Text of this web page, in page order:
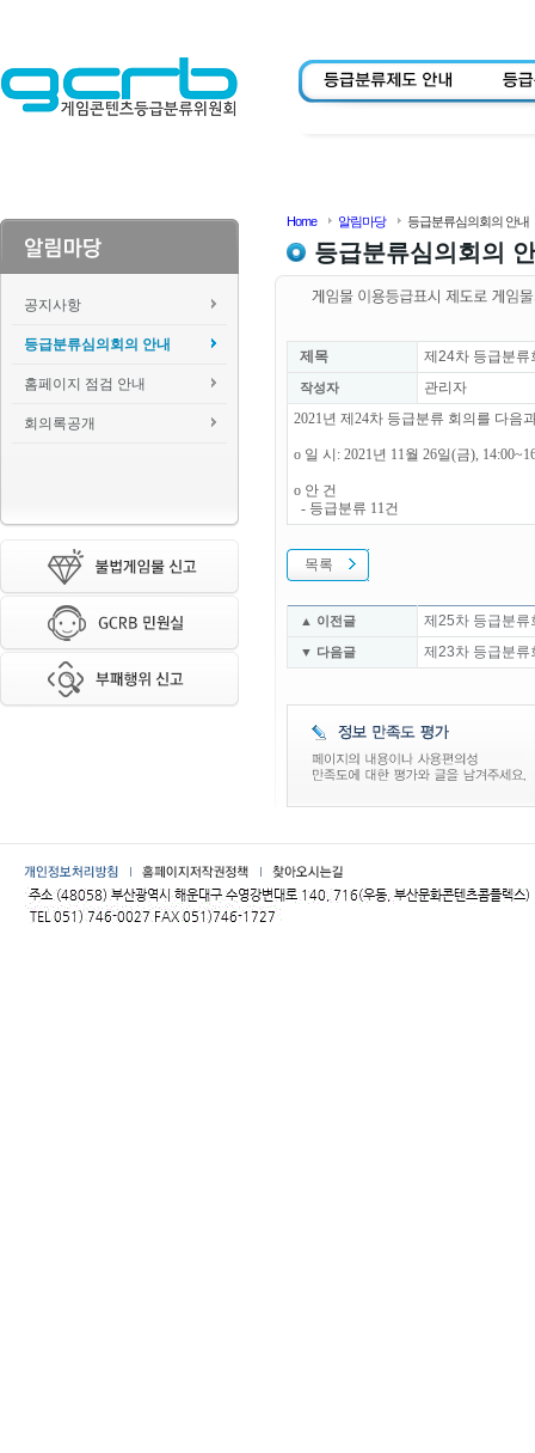
공지사항
등급분류심의회의 안내
홈페이지 점검 안내
회의록공개
Home 알림마당 등급분류심의회의 안내
등급분류심의회의
제목 제24차 등급분류
작성자
관리자
2021년 제24차 등급분류 회의를 다음
o 일 시: 2021년 11월 26일(금),
o 안 건
- 등급분류 11건
목록
▲ 이전글 제25차 등급분류
▼ 다음글 제23차 등급분류